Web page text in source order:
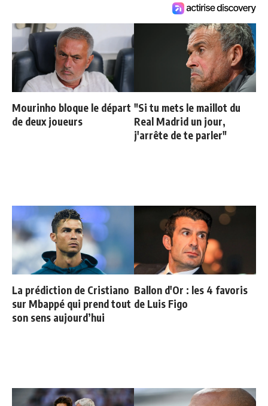
Mourinho bloque le départ
de deux joueurs
"Si tu mets le maillot du
Real Madrid un jour,
j'arrête de te parler"
La prédiction de Cristiano
sur Mbappé qui prend tout
son sens aujourd’hui
Ballon d'Or : les 4 favoris
de Luis Figo